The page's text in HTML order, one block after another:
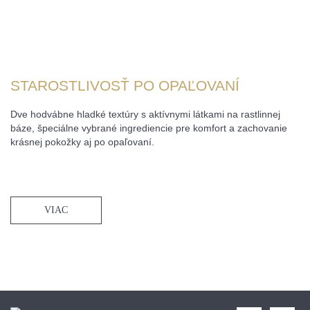
STAROSTLIVOSŤ PO OPAĽOVANÍ
Dve hodvábne hladké textúry s aktívnymi látkami na rastlinnej
báze, špeciálne vybrané ingrediencie pre komfort a zachovanie
krásnej pokožky aj po opaľovaní.
VIAC